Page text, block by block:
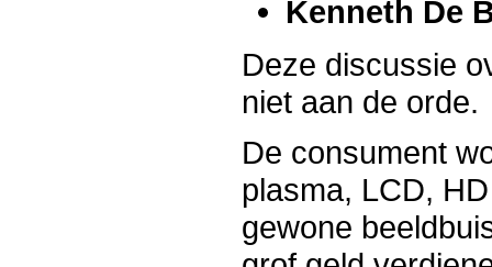
Kenneth De
Deze discussie
niet aan de orde.
De consument
plasma, LCD,
gewone